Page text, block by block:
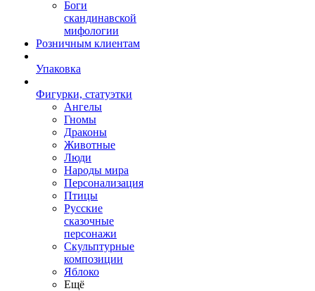
Боги
скандинавской
мифологии
Розничным клиентам
Упаковка
Фигурки, статуэтки
Ангелы
Гномы
Драконы
Животные
Люди
Народы мира
Персонализация
Птицы
Русские
сказочные
персонажи
Скульптурные
композиции
Яблоко
Ещё